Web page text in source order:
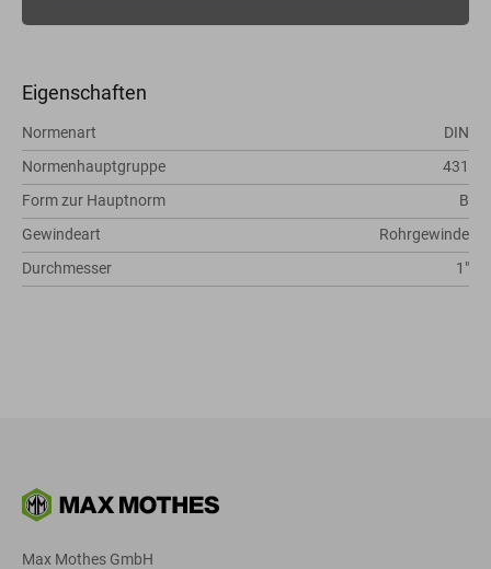
Eigenschaften
Normenart
DIN
Normenhauptgruppe
431
Form zur Hauptnorm
B
Gewindeart
Rohrgewinde
Durchmesser
1"
Max Mothes GmbH